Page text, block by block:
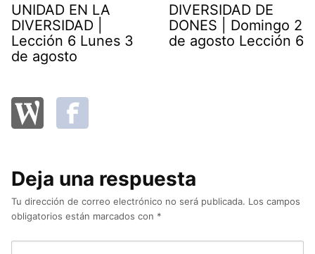
UNIDAD EN LA
DIVERSIDAD |
Lección 6 Lunes 3
de agosto
DIVERSIDAD DE
DONES | Domingo 2
de agosto Lección 6
Deja una respuesta
Tu dirección de correo electrónico no será publicada. Los campos
obligatorios están marcados con *